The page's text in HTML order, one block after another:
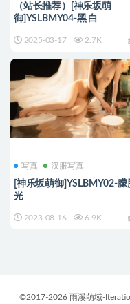
（站长推荐）[神乐坂萌
御]YSLBMY04-黑 白
2025-03-17 2.7K
写真 汉服写真
[神乐坂萌御]YSLBMY02-朦
光
2023-08-16 6.9K
©2017-2026 雨溪萌域-